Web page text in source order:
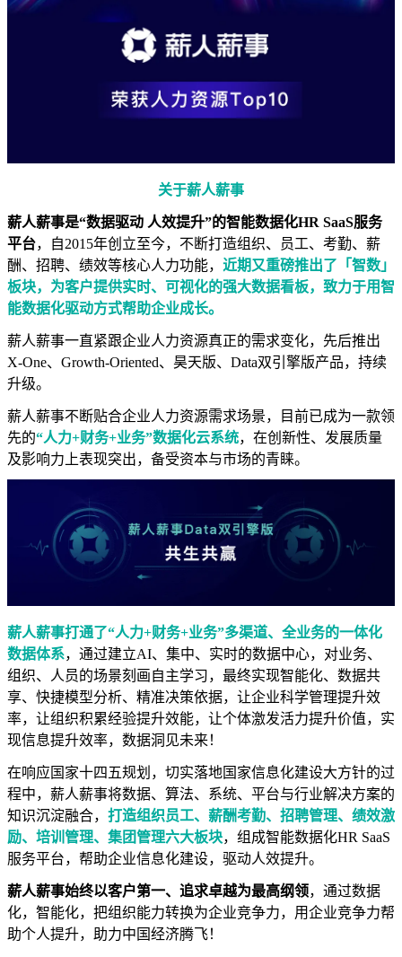
关于薪人薪事
薪人薪事是“数据驱动 人效提升”的智能数据化HR SaaS服务
平台，自2015年创立至今，不断打造组织、员工、考勤、薪
酬、招聘、绩效等核心人力功能， 近期又重磅推出了「智数」
板块，为客户提供实时、可视化的强大数据看板，致力于用智
能数据化驱动方式帮助企业成长。
薪人薪事一直紧跟企业人力资源真正的需求变化，先后推出
X-One、Growth-Oriented、昊天版、Data双引擎版产品，持续
升级。
薪人薪事不断贴合企业人力资源需求场景，目前已成为一款领
先的“人力+财务+业务”数据化云系统，在创新性、发展质量
及影响力上表现突出，备受资本与市场的青睐。
薪人薪事打通了“人力+财务+业务”多渠道、全业务的一体化
数据体系，通过建立AI、集中、实时的数据中心，对业务、
组织、人员的场景刻画自主学习，最终实现智能化、数据共
享、快捷模型分析、精准决策依据，让企业科学管理提升效
率，让组织积累经验提升效能，让个体激发活力提升价值，实
现信息提升效率，数据洞见未来！
在响应国家十四五规划，切实落地国家信息化建设大方针的过
程中，薪人薪事将数据、算法、系统、平台与行业解决方案的
知识沉淀融合， 打造组织员工、薪酬考勤、招聘管理、绩效激
励、培训管理、集团管理六大板块，组成智能数据化HR SaaS
服务平台，帮助企业信息化建设，驱动人效提升。
薪人薪事始终以客户第一、追求卓越为最高纲领，通过数据
化，智能化，把组织能力转换为企业竞争力，用企业竞争力帮
助个人提升，助力中国经济腾飞！